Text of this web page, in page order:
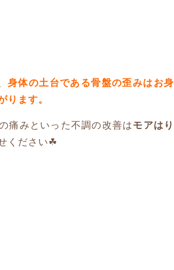
身体の土台である骨盤の歪みはお身
ります。
痛みといった不調の改善はモアはり
ください☘